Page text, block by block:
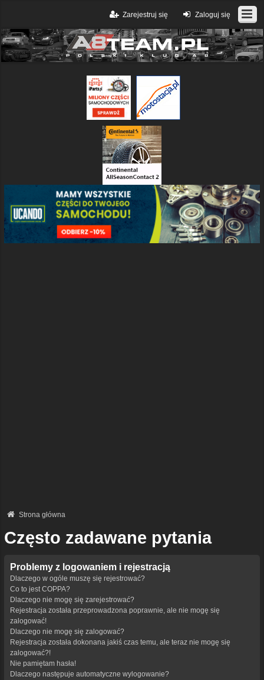
Zaloguj się
Zarejestruj się
Strona główna
Często zadawane pytania
Problemy z logowaniem i rejestracją
Dlaczego w ogóle muszę się rejestrować?
Co to jest COPPA?
Dlaczego nie mogę się zarejestrować?
Rejestracja została przeprowadzona poprawnie, ale nie mogę się
zalogować!
Dlaczego nie mogę się zalogować?
Rejestracja została dokonana jakiś czas temu, ale teraz nie mogę się
zalogować?!
Nie pamiętam hasła!
Dlaczego następuje automatyczne wylogowanie?